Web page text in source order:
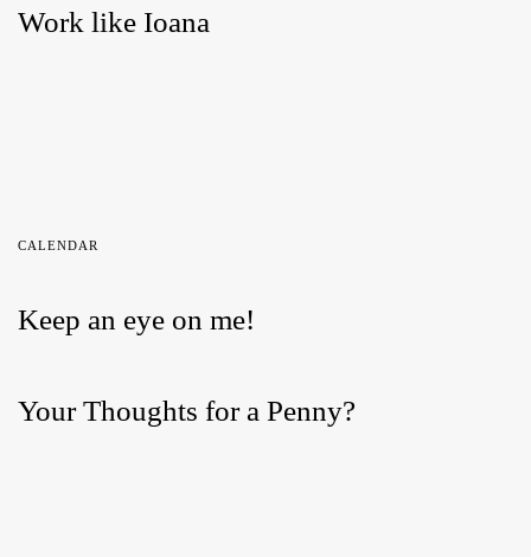
Work like Ioana
CALENDAR
Keep an eye on me!
Your Thoughts for a Penny?